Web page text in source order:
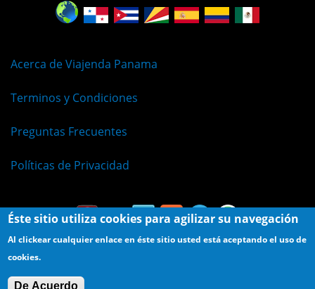
Acerca de Viajenda Panama
Terminos y Condiciones
Preguntas Frecuentes
Políticas de Privacidad
Éste sitio utiliza cookies para agilizar su navegación
Al clickear cualquier enlace en éste sitio usted está aceptando el uso de
cookies.
De Acuerdo